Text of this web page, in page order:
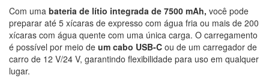
Com uma bateria de lítio integrada de 7500 mAh, você pode
preparar até 5 xícaras de expresso com água fria ou mais de 200
xícaras com água quente com uma única carga. O carregamento
é possível por meio de um cabo USB-C ou de um carregador de
carro de 12 V/24 V, garantindo flexibilidade para uso em qualquer
lugar.